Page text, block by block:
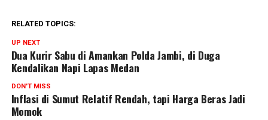
RELATED TOPICS:
UP NEXT
Dua Kurir Sabu di Amankan Polda Jambi, di Duga
Kendalikan Napi Lapas Medan
DON'T MISS
Inflasi di Sumut Relatif Rendah, tapi Harga Beras Jadi
Momok